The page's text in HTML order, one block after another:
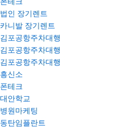
법인 장기렌트
카니발 장기렌트
김포공항주차대행
김포공항주차대행
김포공항주차대행
흥신소
폰테크
대안학교
병원마케팅
동탄임플란트